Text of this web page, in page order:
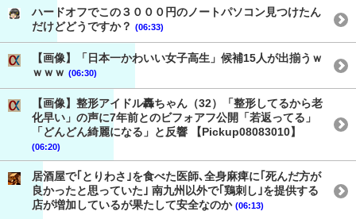
ハードオフでこの３０００円のノートパソコン見つけたん
だけどどうですか？ (06:33)
【画像】「日本一かわいい女子高生」候補15人が出揃うｗ
ｗｗｗ (06:30)
【画像】整形アイドル轟ちゃん（32）「整形してるから老
化早い」の声に7年前とのビフォアフ公開「若返ってる」
「どんどん綺麗になる」と反響 【Pickup08083010】
(06:20)
居酒屋で｢とりわさ｣を食べた医師､全身麻痺に｢死んだ方が
良かったと思っていた｣ 南九州以外で｢鶏刺し｣を提供する
店が増加しているが果たして安全なのか (06:13)